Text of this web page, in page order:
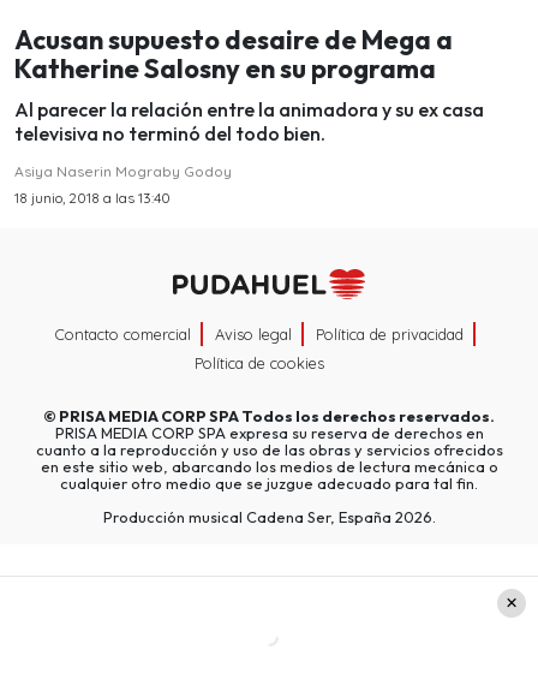
Acusan supuesto desaire de Mega a
Katherine Salosny en su programa
Al parecer la relación entre la animadora y su ex casa
televisiva no terminó del todo bien.
Asiya Naserin Mograby Godoy
18 junio, 2018 a las 13:40
Contacto comercial Aviso legal
Política de privacidad
Política de cookies
© PRISA MEDIA CORP SPATodos los derechos reservados.
PRISA MEDIA CORP SPA expresa su reserva de derechos en
cuanto a la reproducción y uso de las obras y servicios ofrecidos
en este sitio web, abarcando los medios de lectura mecánica o
cualquier otro medio que se juzgue adecuado para tal fin.
Producción musical Cadena Ser, España 2026.